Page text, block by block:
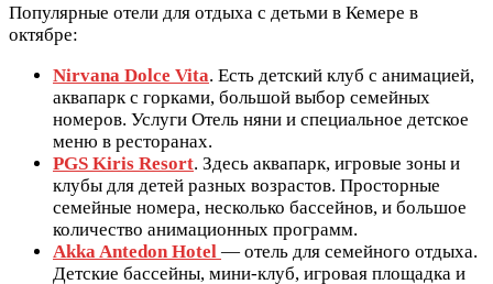
Популярные отели для отдыха с детьми в Кемере в
октябре:
Nirvana Dolce Vita. Есть детский клуб с анимацией,
аквапарк с горками, большой выбор семейных
номеров. Услуги Отель няни и специальное детское
меню в ресторанах.
PGS Kiris Resort. Здесь аквапарк, игровые зоны и
клубы для детей разных возрастов. Просторные
семейные номера, несколько бассейнов, и большое
количество анимационных программ.
Akka Antedon Hotel — отель для семейного отдыха.
Детские бассейны, мини-клуб, игровая площадка и